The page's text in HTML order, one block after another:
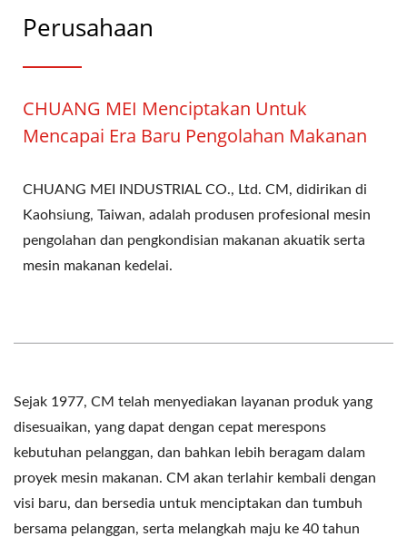
Perusahaan
CHUANG MEI Menciptakan Untuk
Mencapai Era Baru Pengolahan Makanan
CHUANG MEI INDUSTRIAL CO., Ltd. CM, didirikan di
Kaohsiung, Taiwan, adalah produsen profesional mesin
pengolahan dan pengkondisian makanan akuatik serta
mesin makanan kedelai.
Sejak 1977, CM telah menyediakan layanan produk yang
disesuaikan, yang dapat dengan cepat merespons
kebutuhan pelanggan, dan bahkan lebih beragam dalam
proyek mesin makanan. CM akan terlahir kembali dengan
visi baru, dan bersedia untuk menciptakan dan tumbuh
bersama pelanggan, serta melangkah maju ke 40 tahun